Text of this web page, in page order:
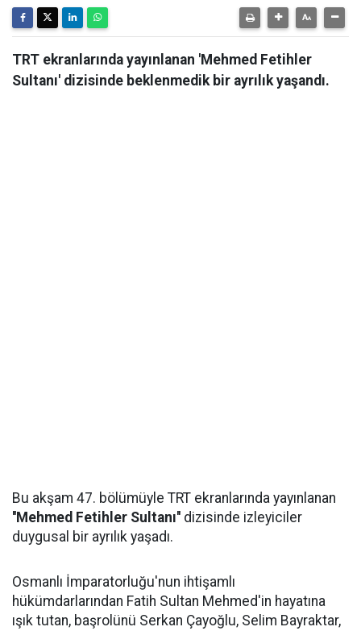
TRT ekranlarında yayınlanan 'Mehmed Fetihler
Sultanı' dizisinde beklenmedik bir ayrılık yaşandı.
Bu akşam 47. bölümüyle TRT ekranlarında yayınlanan
''Mehmed Fetihler Sultanı'' dizisinde izleyiciler
duygusal bir ayrılık yaşadı.
Osmanlı İmparatorluğu'nun ihtişamlı
hükümdarlarından Fatih Sultan Mehmed'in hayatına
ışık tutan, başrolünü Serkan Çayoğlu, Selim Bayraktar,